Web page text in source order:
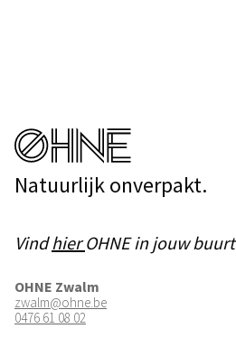
Natuurlijk onverpakt.
VindhierOHNE in jouw buurt
OHNE Zwalm
zwalm@ohne.be
0476 61 08 02